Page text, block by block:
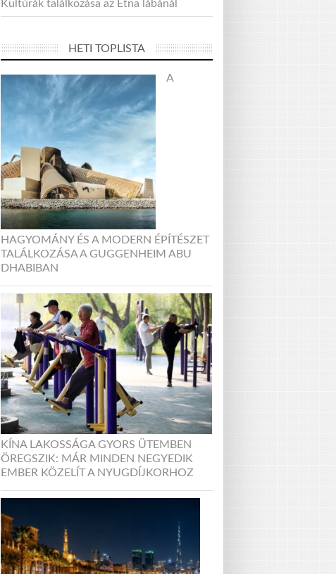
Kultúrák találkozása az Etna lábánál
HETI TOPLISTA
A
HAGYOMÁNY ÉS A MODERN ÉPÍTÉSZET
TALÁLKOZÁSA A GUGGENHEIM ABU
DHABIBAN
KÍNA LAKOSSÁGA GYORS ÜTEMBEN
ÖREGSZIK: MÁR MINDEN NEGYEDIK
EMBER KÖZELÍT A NYUGDÍJKORHOZ